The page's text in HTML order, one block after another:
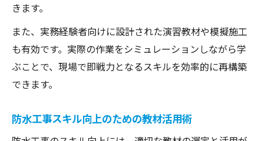
きます。
また、実務経験者向けに設計された演習教材や模擬施工
も有効です。実際の作業をシミュレーションしながら学
ぶことで、現場で即戦力となるスキルを効率的に再構築
できます。
防水工事スキル向上のための教材活用術